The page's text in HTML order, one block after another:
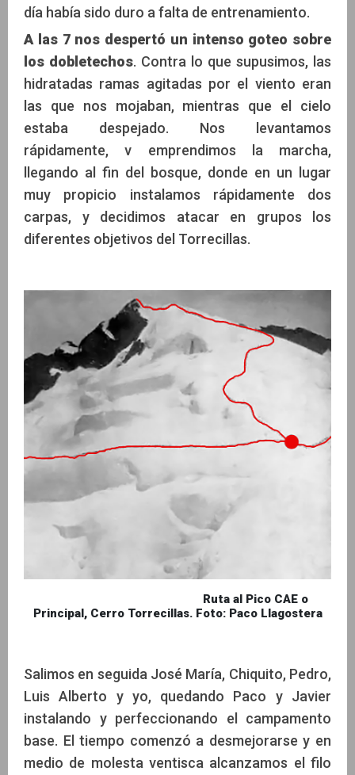
día había sido duro a falta de entrenamiento.
A las 7 nos despertó un intenso goteo sobre
los dobletechos. Contra lo que supusimos, las
hidratadas ramas agitadas por el viento eran
las que nos mojaban, mientras que el cielo
estaba despejado. Nos levantamos
rápidamente, v emprendimos la marcha,
llegando al fin del bosque, donde en un lugar
muy propicio instalamos rápidamente dos
carpas, y decidimos atacar en grupos los
diferentes objetivos del Torrecillas.
Ruta al Pico CAE o
Principal, Cerro Torrecillas. Foto: Paco Llagostera
Salimos en seguida José María, Chiquito, Pedro,
Luis Alberto y yo, quedando Paco y Javier
instalando y perfeccionando el campamento
base. El tiempo comenzó a desmejorarse y en
medio de molesta ventisca alcanzamos el filo